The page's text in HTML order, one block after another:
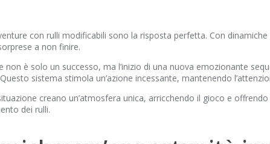
con rulli modificabili sono la risposta perfetta. Con
a non finire.
è solo un successo, ma l’inizio di una nuova emozionante
sistema stimola un’azione incessante, mantenendo
creano un’atmosfera unica, arricchendo il gioco e
dei rulli.